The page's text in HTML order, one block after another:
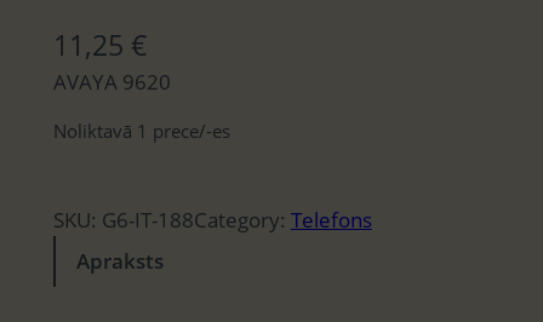
11,25 €
AVAYA 9620
Noliktavā 1 prece/-es
SKU: G6-IT-188Category: Telefons
Apraksts